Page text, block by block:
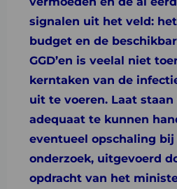
signalen uit het veld:
budget en de
GGD’en is veelal niet
kerntaken van de
uit te voeren. Laat
adequaat te kunnen
eventueel opschaling
onderzoek, uitgevoerd
opdracht van het